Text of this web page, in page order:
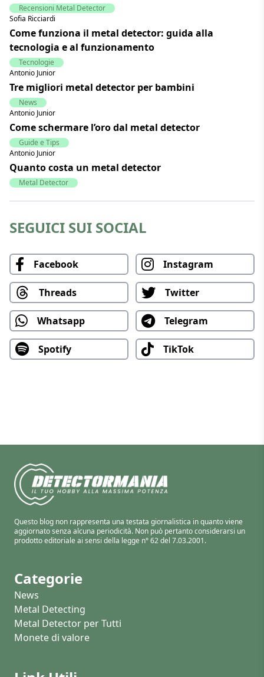
Recensioni Metal Detector
Sofia Ricciardi
Come funziona il metal detector: guida alla
tecnologia e al funzionamento
Tecnologie
Antonio Junior
Tre migliori metal detector per bambini
News
Antonio Junior
Come schermare l’oro dal metal detector
Guide e Tips
Antonio Junior
Quanto costa un metal detector
Metal Detector
SEGUICI SUI SOCIAL
Facebook Instagram
Threads Twitter
Whatsapp Telegram
Spotify TikTok
Questo blog non rappresenta una testata giornalistica in quanto viene
aggiornato senza alcuna periodicità. Non può pertanto considerarsi un
prodotto editoriale ai sensi della legge n° 62 del 7.03.2001.
Categorie
News
Metal Detecting
Metal Detector per Tutti
Monete di valore